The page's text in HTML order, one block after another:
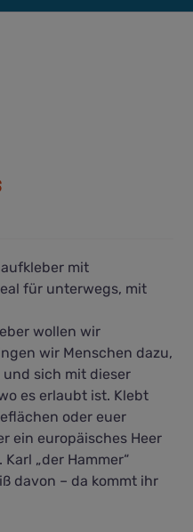
mit
für unterwegs, mit
wollen wir
wir Menschen dazu,
sich mit dieser
es erlaubt ist. Klebt
oder euer
ein europäisches Heer
„der Hammer“
davon – da kommt ihr